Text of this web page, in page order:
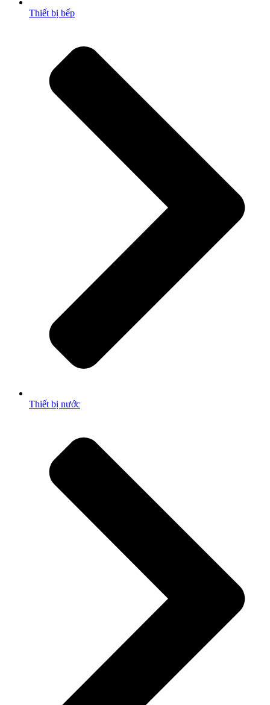
Thiết bị bếp
Thiết bị nước